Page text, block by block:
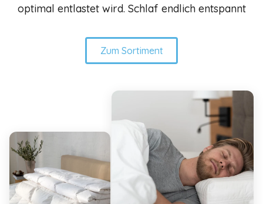
optimal entlastet wird. Schlaf endlich entspannt
Zum Sortiment